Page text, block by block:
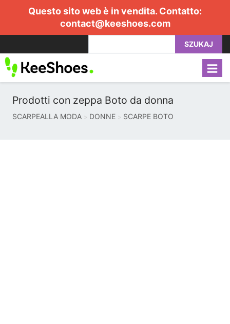
Questo sito web è in vendita. Contatto:
contact@keeshoes.com
SZUKAJ
Prodotti con zeppa Boto da donna
SCARPEALLA MODA DONNE SCARPE BOTO